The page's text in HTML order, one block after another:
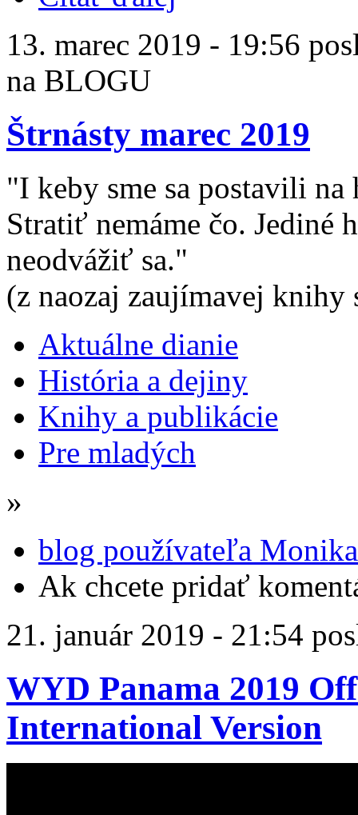
13. marec 2019 - 19:56
na BLOGU
Štrnásty marec 2019
"I keby sme sa postavili na
Stratiť nemáme čo. Jediné
neodvážiť sa."
(z naozaj zaujímavej
Aktuálne dianie
História a dejiny
Knihy a publikácie
Pre mladých
»
blog používateľa
Ak chcete pridať
21. január 2019 - 21:54
WYD Panama 2019
International Version